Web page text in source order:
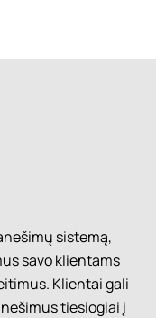
sistemą,
savo klientams
Klientai gali
tiesiogiai į